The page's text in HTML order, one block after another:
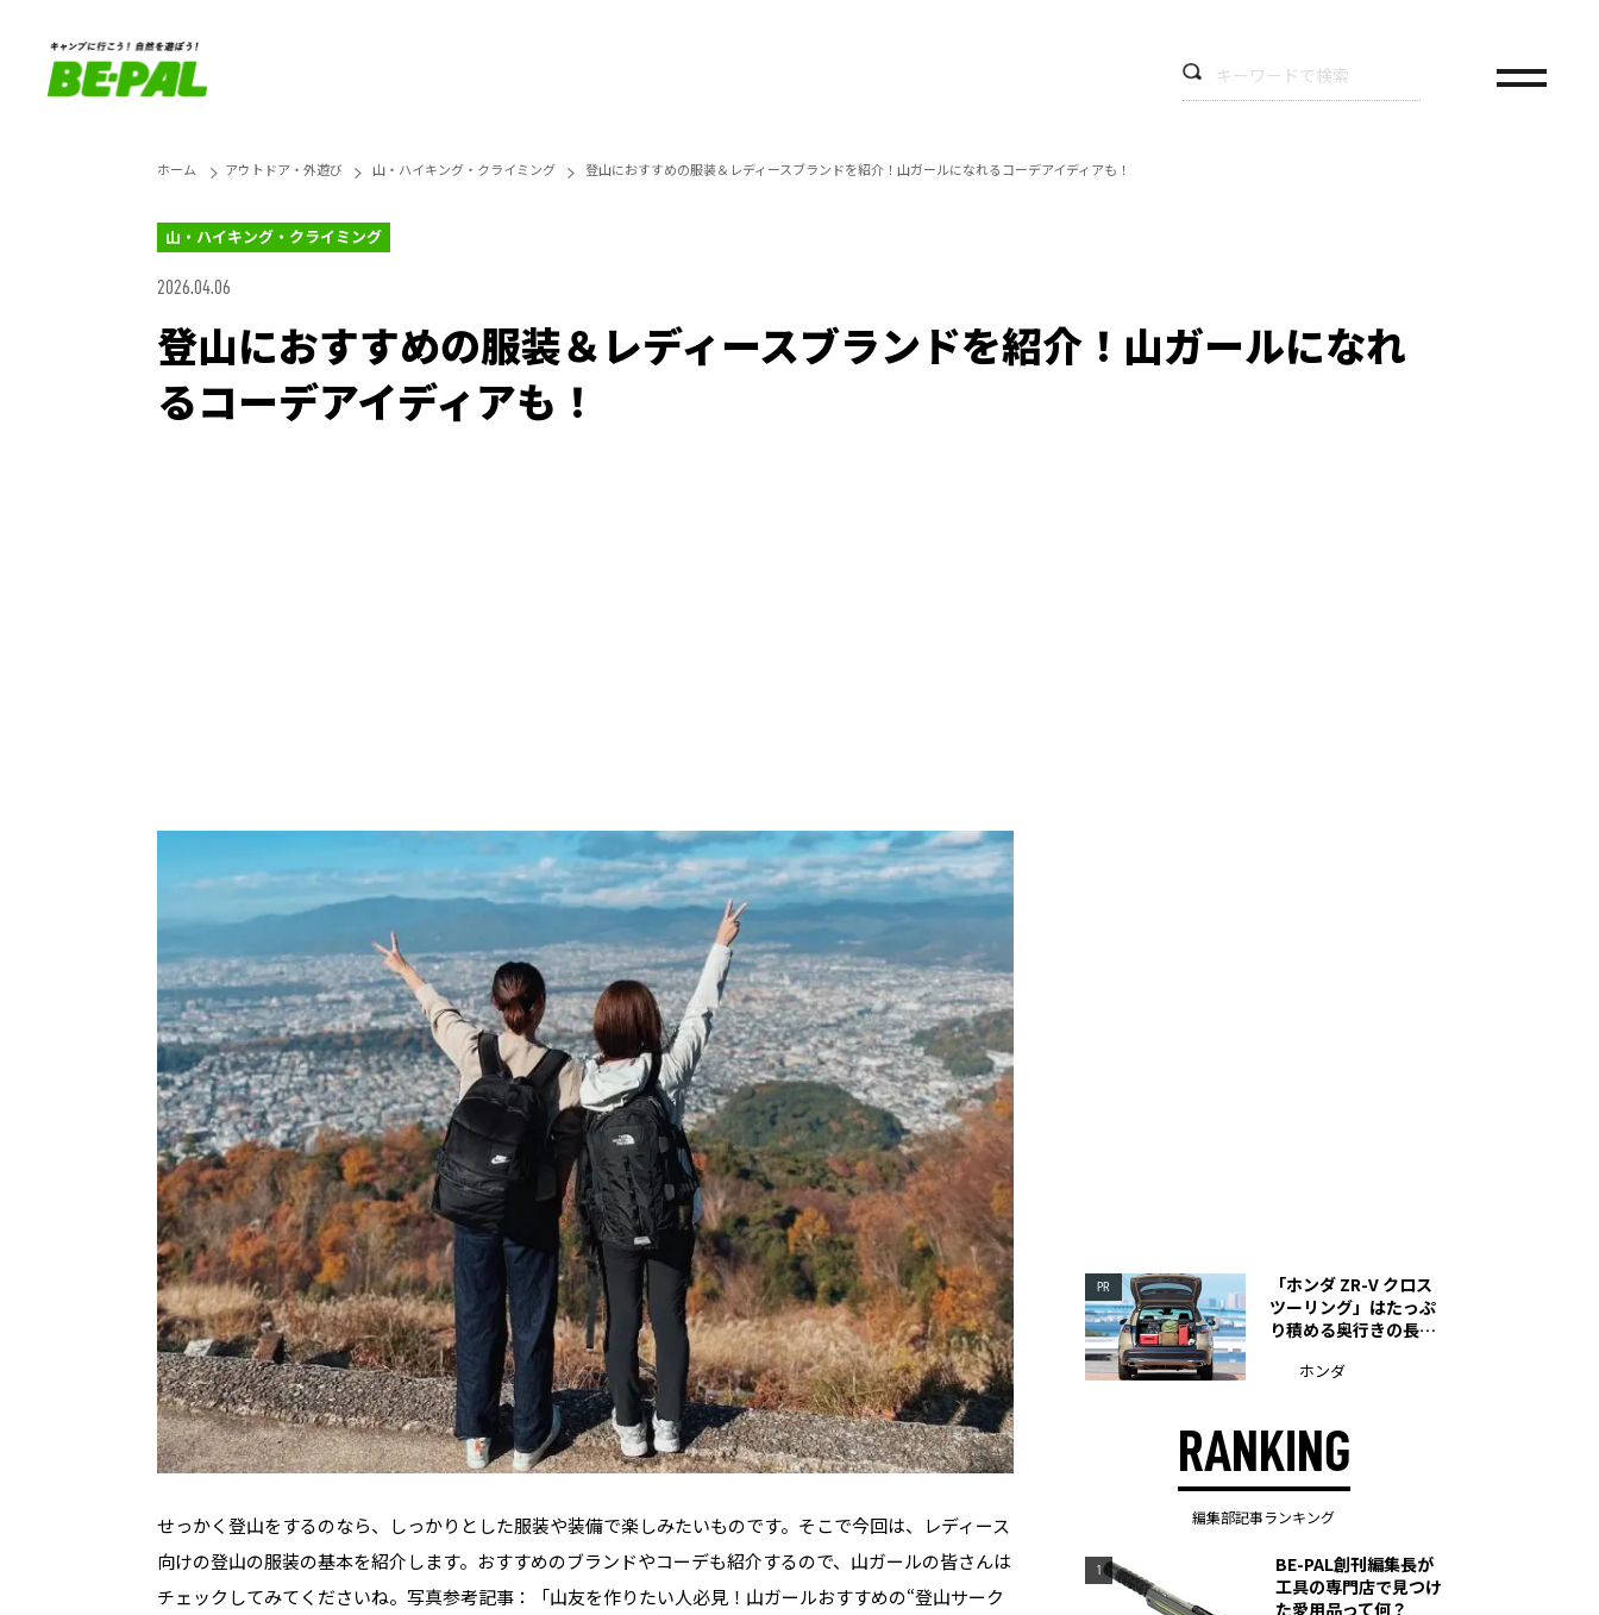
ホーム アウトドア・外遊び 山・ハイキング・クライミング 登山におすすめの服装＆レディースブランドを紹介！山ガールになれるコーデアイディアも！
山・ハイキング・クライミング
2026.04.06
登山におすすめの服装＆レディースブランドを紹介！山ガールになれ
るコーデアイディアも！
せっかく登山をするのなら、しっかりとした服装や装備で楽しみたいものです。そこで今回は、レディース
向けの登山の服装の基本を紹介します。おすすめのブランドやコーデも紹介するので、山ガールの皆さんは
チェックしてみてくださいね。写真参考記事：「山友を作りたい人必見！山ガールおすすめの“登山サーク
PR
「ホンダ ZR-V クロス
ツーリング」はたっぷ
り積める奥行きの長い
ホンダ
RANKING
編集部記事ランキング
1
BE-PAL創刊編集長が
工具の専門店で見つけ
た愛用品って何？